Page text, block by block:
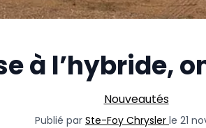
à l’hybride,
Nouveautés
Publié par Ste-Foy Chrysler le 21